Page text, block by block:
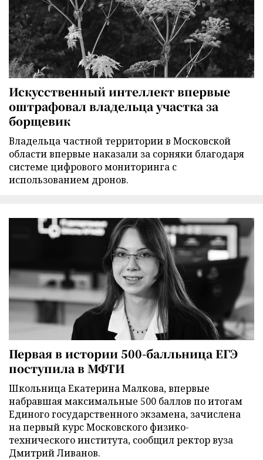
Искусственный интеллект впервые
оштрафовал владельца участка за
борщевик
Владельца частной территории в Московской
области впервые наказали за сорняки благодаря
системе цифрового мониторинга с
использованием дронов.
Первая в истории 500-балльница ЕГЭ
поступила в МФТИ
Школьница Екатерина Малкова, впервые
набравшая максимальные 500 баллов по итогам
Единого государственного экзамена, зачислена
на первый курс Московского физико-
технического института, сообщил ректор вуза
Дмитрий Ливанов.